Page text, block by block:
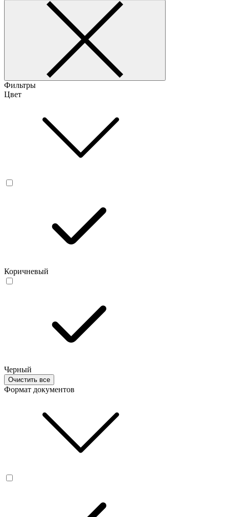
Фильтры
Цвет
Коричневый
Черный
Очистить все
Формат документов